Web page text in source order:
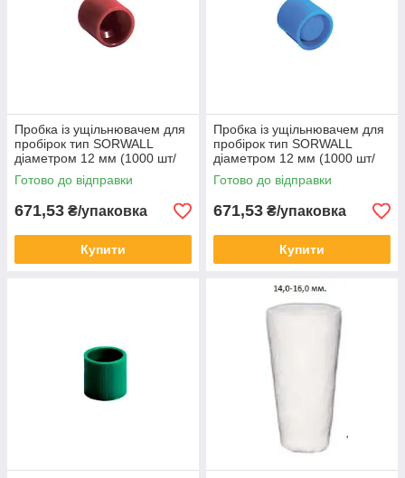
Пробка із ущільнювачем для
пробірок тип SORWALL
діаметром 12 мм (1000 шт/
уп)
Готово до відправки
671,53 ₴/упаковка
Купити
Пробка із ущільнювачем для
пробірок тип SORWALL
діаметром 12 мм (1000 шт/
уп)
Готово до відправки
671,53 ₴/упаковка
Купити